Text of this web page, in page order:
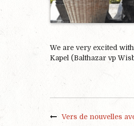
We are very excited
Kapel (Balthazar vp
Vers de nouvelles